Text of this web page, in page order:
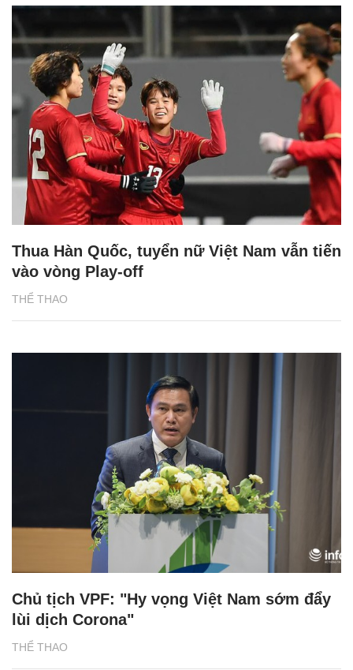
THỂ THAO
Thua Hàn Quốc, tuyển nữ Việt Nam vẫn tiến
vào vòng Play-off
THỂ THAO
Chủ tịch VPF: "Hy vọng Việt Nam sớm đẩy
lùi dịch Corona"